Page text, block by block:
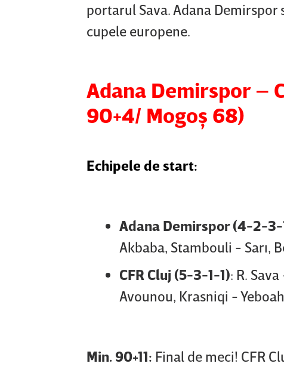
portarul Sava. Adana Demirspor
cupele europene.
Adana Demirspor –
90+4/ Mogoş 68)
Echipele de start:
Adana Demirspor (4-2-3-
Akbaba, Stambouli - Sarı,
CFR Cluj (5-3-1-1): R.
Avounou, Krasniqi -
Min. 90+11: Final de meci! CFR